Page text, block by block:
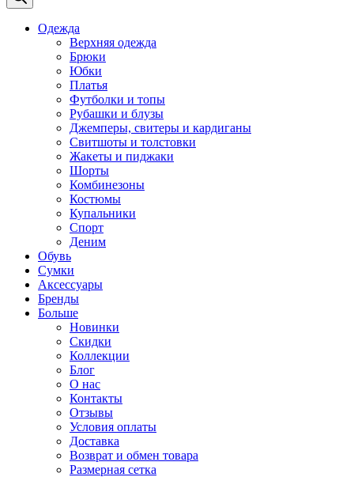
Одежда
Верхняя одежда
Брюки
Юбки
Платья
Футболки и топы
Рубашки и блузы
Джемперы, свитеры и кардиганы
Свитшоты и толстовки
Жакеты и пиджаки
Шорты
Комбинезоны
Костюмы
Купальники
Спорт
Деним
Обувь
Сумки
Аксессуары
Бренды
Больше
Новинки
Скидки
Коллекции
Блог
О нас
Контакты
Отзывы
Условия оплаты
Доставка
Возврат и обмен товара
Размерная сетка